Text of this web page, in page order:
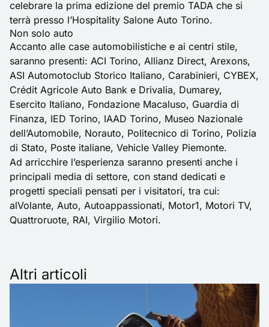
celebrare la prima edizione del premio TADA che si
terrà presso l’Hospitality Salone Auto Torino.
Non solo auto
Accanto alle case automobilistiche e ai centri stile,
saranno presenti: ACI Torino, Allianz Direct, Arexons,
ASI Automotoclub Storico Italiano, Carabinieri, CYBEX,
Crédit Agricole Auto Bank e Drivalia, Dumarey,
Esercito Italiano, Fondazione Macaluso, Guardia di
Finanza, IED Torino, IAAD Torino, Museo Nazionale
dell’Automobile, Norauto, Politecnico di Torino, Polizia
di Stato, Poste italiane, Vehicle Valley Piemonte.
Ad arricchire l’esperienza saranno presenti anche i
principali media di settore, con stand dedicati e
progetti speciali pensati per i visitatori, tra cui:
alVolante, Auto, Autoappassionati, Motor1, Motori TV,
Quattroruote, RAI, Virgilio Motori.
Altri articoli